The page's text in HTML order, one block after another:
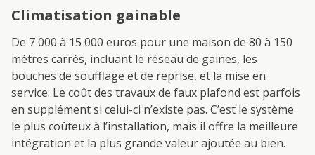
Climatisation gainable
De 7 000 à 15 000 euros pour une maison de 80 à 150
mètres carrés, incluant le réseau de gaines, les
bouches de soufflage et de reprise, et la mise en
service. Le coût des travaux de faux plafond est parfois
en supplément si celui-ci n’existe pas. C’est le système
le plus coûteux à l’installation, mais il offre la meilleure
intégration et la plus grande valeur ajoutée au bien.